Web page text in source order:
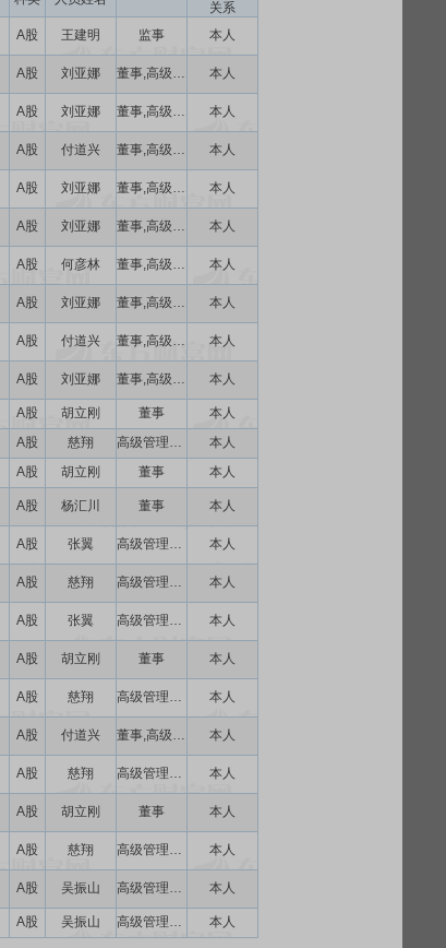
关系
A股 王建明 监事
本人
A股 刘亚娜 董事,高级管理人员
本人
A股 刘亚娜 董事,高级管理人员
本人
A股 付道兴 董事,高级管理人员
本人
A股 刘亚娜 董事,高级管理人员
本人
A股 刘亚娜 董事,高级管理人员
本人
A股 何彦林 董事,高级管理人员
本人
A股 刘亚娜 董事,高级管理人员
本人
A股 付道兴 董事,高级管理人员
本人
A股 刘亚娜 董事,高级管理人员 本人
A股 胡立刚 董事
本人
A股 慈翔 高级管理人员
本人
A股 胡立刚 董事
本人
A股 杨汇川 董事
本人
A股 张翼 高级管理人员
本人
A股 慈翔 高级管理人员
本人
A股 张翼 高级管理人员
本人
A股 胡立刚 董事
本人
A股 慈翔 高级管理人员
本人
A股 付道兴 董事,高级管理人员
本人
A股 慈翔 高级管理人员
本人
A股 胡立刚 董事
本人
A股 慈翔 高级管理人员
本人
A股 吴振山 高级管理人员 本人
A股 吴振山 高级管理人员 本人